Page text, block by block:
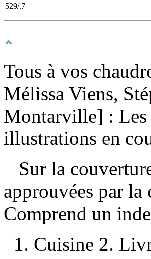
529/.7
Tous à vos
Mélissa Viens,
Montarville] :
illustrations en
Sur la
approuvées par
Comprend un
1. Cuisine 2.